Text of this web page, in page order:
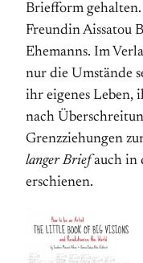
Briefform
Freundin Aissatou
Ehemanns. Im
nur die Umstände
ihr eigenes Leben,
nach
Grenzziehungen
langer Briefauch in
erschienen.